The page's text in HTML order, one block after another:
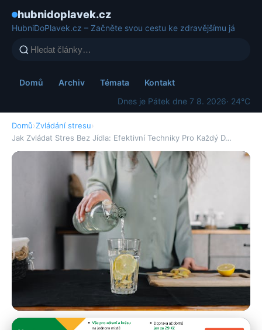
hubnidoplavek.cz
HubniDoPlavek.cz – Začněte svou cestu ke zdravějšímu já
Domů Archiv Témata
Kontakt
Dnes je Pátek dne 7 8. 2026· 24°C
Domů›Zvládání stresu›
Jak Zvládat Stres Bez Jídla: Efektivní Techniky Pro Každý D…